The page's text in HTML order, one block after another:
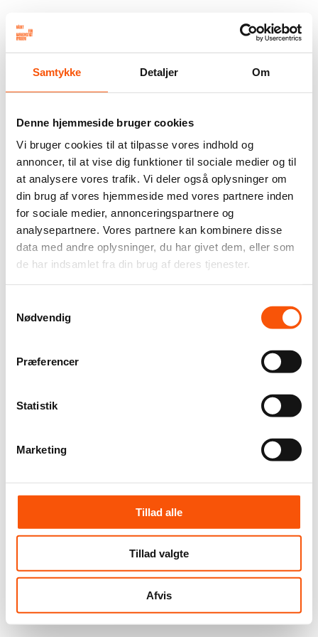
Samtykke Detaljer Om
Denne hjemmeside bruger cookies
Vi bruger cookies til at tilpasse vores indhold og
annoncer, til at vise dig funktioner til sociale medier og til
at analysere vores trafik. Vi deler også oplysninger om
din brug af vores hjemmeside med vores partnere inden
for sociale medier, annonceringspartnere og
analysepartnere. Vores partnere kan kombinere disse
data med andre oplysninger, du har givet dem, eller som
de har indsamlet fra din brug af deres tjenester.
Nødvendig
Præferencer
Statistik
Marketing
Tillad alle
Tillad valgte
Afvis